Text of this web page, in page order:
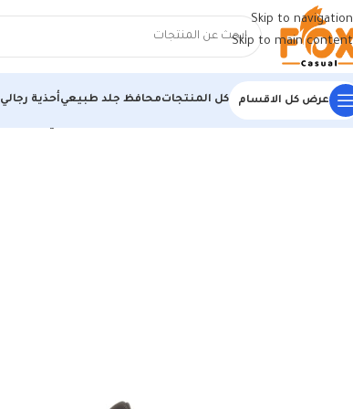
Skip to navigation
Skip to main content
عرض كل الاقسام كل المنتجاتمحافظ جلد طبيعيأحذية رجالي
الرئيسية/أحذية رجالي